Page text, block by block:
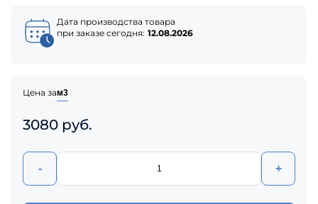
Дата производства товара
при заказе сегодня: 12.08.2026
Цена зам3
3080 руб.
- +